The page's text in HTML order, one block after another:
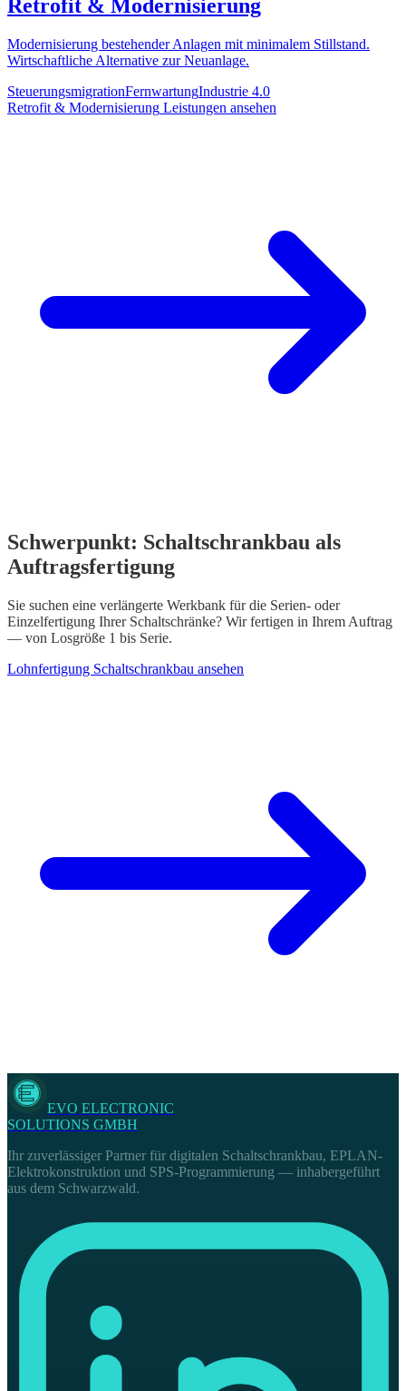
Retrofit & Modernisierung
Modernisierung bestehender Anlagen mit minimalem Stillstand.
Wirtschaftliche Alternative zur Neuanlage.
SteuerungsmigrationFernwartungIndustrie 4.0
Retrofit & Modernisierung Leistungen ansehen
Schwerpunkt: Schaltschrankbau als
Auftragsfertigung
Sie suchen eine verlängerte Werkbank für die Serien- oder
Einzelfertigung Ihrer Schaltschränke? Wir fertigen in Ihrem Auftrag
— von Losgröße 1 bis Serie.
Lohnfertigung Schaltschrankbau ansehen
EVO ELECTRONIC
SOLUTIONS GMBH
Ihr zuverlässiger Partner für digitalen Schaltschrankbau, EPLAN-
Elektrokonstruktion und SPS-Programmierung — inhabergeführt
aus dem Schwarzwald.